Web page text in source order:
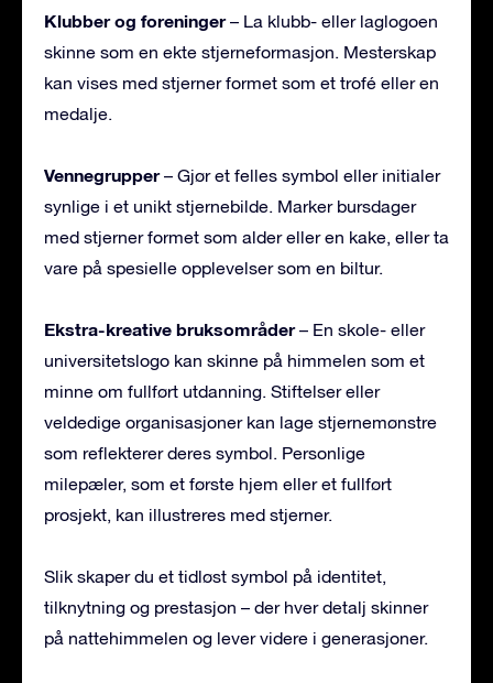
Klubber og foreninger– La klubb- eller laglogoen
skinne som en ekte stjerneformasjon. Mesterskap
kan vises med stjerner formet som et trofé eller en
medalje.
Vennegrupper– Gjør et felles symbol eller initialer
synlige i et unikt stjernebilde. Marker bursdager
med stjerner formet som alder eller en kake, eller ta
vare på spesielle opplevelser som en biltur.
Ekstra-kreative bruksområder– En skole- eller
universitetslogo kan skinne på himmelen som et
minne om fullført utdanning. Stiftelser eller
veldedige organisasjoner kan lage stjernemønstre
som reflekterer deres symbol. Personlige
milepæler, som et første hjem eller et fullført
prosjekt, kan illustreres med stjerner.
Slik skaper du et tidløst symbol på identitet,
tilknytning og prestasjon – der hver detalj skinner
på nattehimmelen og lever videre i generasjoner.